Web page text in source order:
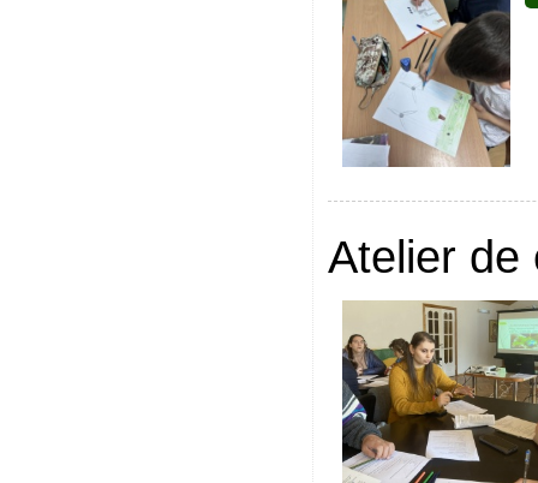
Atelier de